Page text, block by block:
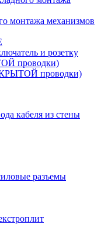
монтажа механизмов
и розетку
проводки)
проводки)
кабеля из стены
разъемы